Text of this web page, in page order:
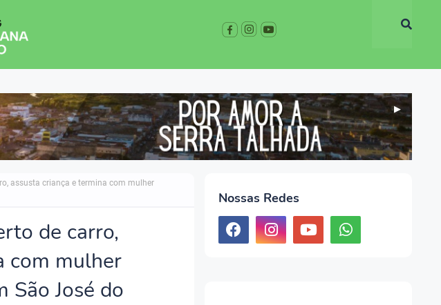
▶
assusta criança e termina com mulher
de carro,
com mulher
São José do
Nossas Redes